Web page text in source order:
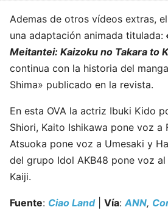
Ademas de otros vídeos extras,
una adaptación animada titulada:
Meitantei: Kaizoku no Takara to
continua con la historia del
Shima» publicado en la revista.
En esta OVA la actriz Ibuki Kido
Shiori, Kaito Ishikawa pone voz a
Atsuoka pone voz a Umesaki y
del grupo Idol AKB48 pone voz
Kaiji.
Fuente: Ciao Land| Vía:ANN,